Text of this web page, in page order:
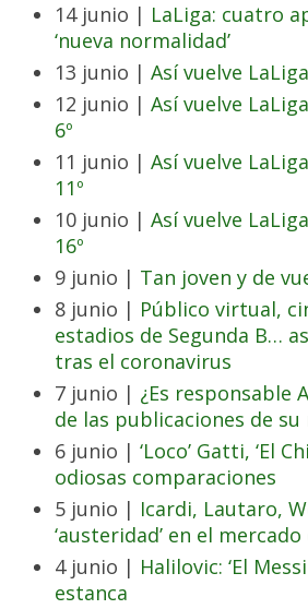
14 junio | LaLiga: cuatro
‘nueva normalidad’
13 junio | Así vuelve
12 junio | Así vuelve
6º
11 junio | Así vuelve
11º
10 junio | Así vuelve
16º
9 junio | Tan joven y de
8 junio | Público virtual,
estadios de Segunda B…
tras el coronavirus
7 junio | ¿Es responsable
de las publicaciones de su
6 junio | ‘Loco’ Gatti, ‘El
odiosas comparaciones
5 junio | Icardi, Lautaro,
‘austeridad’ en el
4 junio | Halilovic: ‘El
estanca